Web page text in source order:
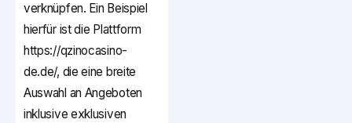
verknüpfen. Ein Beispiel
hierfür ist die Plattform
https://qzinocasino-
de.de/, die eine breite
Auswahl an Angeboten
inklusive exklusiven